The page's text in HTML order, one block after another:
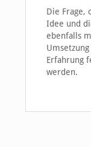
Die Frage,
Idee und
ebenfalls
Erfahrung
werden.